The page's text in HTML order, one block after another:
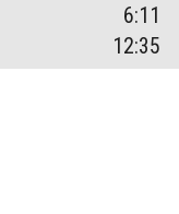
6:11
12:35